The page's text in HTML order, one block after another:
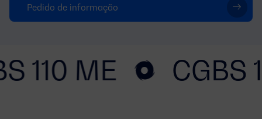
Pedido de informação
110 ME CGBS